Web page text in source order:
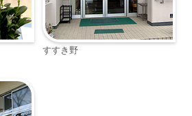
すすき野